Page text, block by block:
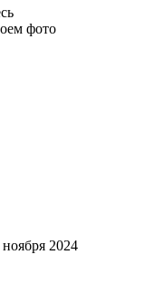
фото
ноября 2024